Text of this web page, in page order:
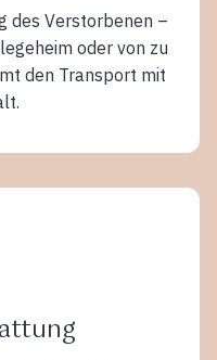
des Verstorbenen –
oder von zu
den Transport mit